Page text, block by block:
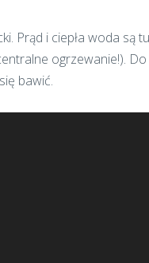
Prąd i ciepła woda są
ogrzewanie!).
bawić.